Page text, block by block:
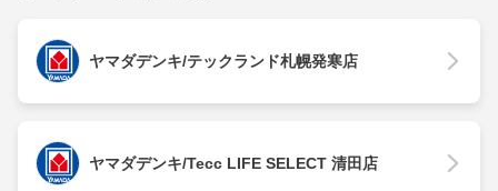
ヤマダデンキ/テックランド札幌発寒店
ヤマダデンキ/Tecc LIFE SELECT 清田店